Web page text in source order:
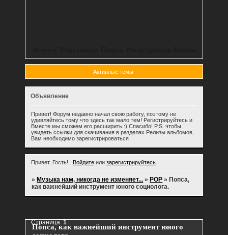
Активные темы
Объявление
Привет! Форум недавно начал свою работу, поэтому не
удивляйтесь тому что здесь так мало тем! Регистрируйтесь и
Вместе мы сможем его расширить :) Спасибо! P.S. чтобы
увидеть ссылки для скачивания в разделах Релизы альбомов,
Вам необходимо зарегистрироваться
Привет, Гость! Войдитеили зарегистрируйтесь.
»Музыка нам, никогда не изменяет... »POP »Попса,
как важнейший инструмент юного социолога.
Попса, как важнейший инструмент юного
Страница:1